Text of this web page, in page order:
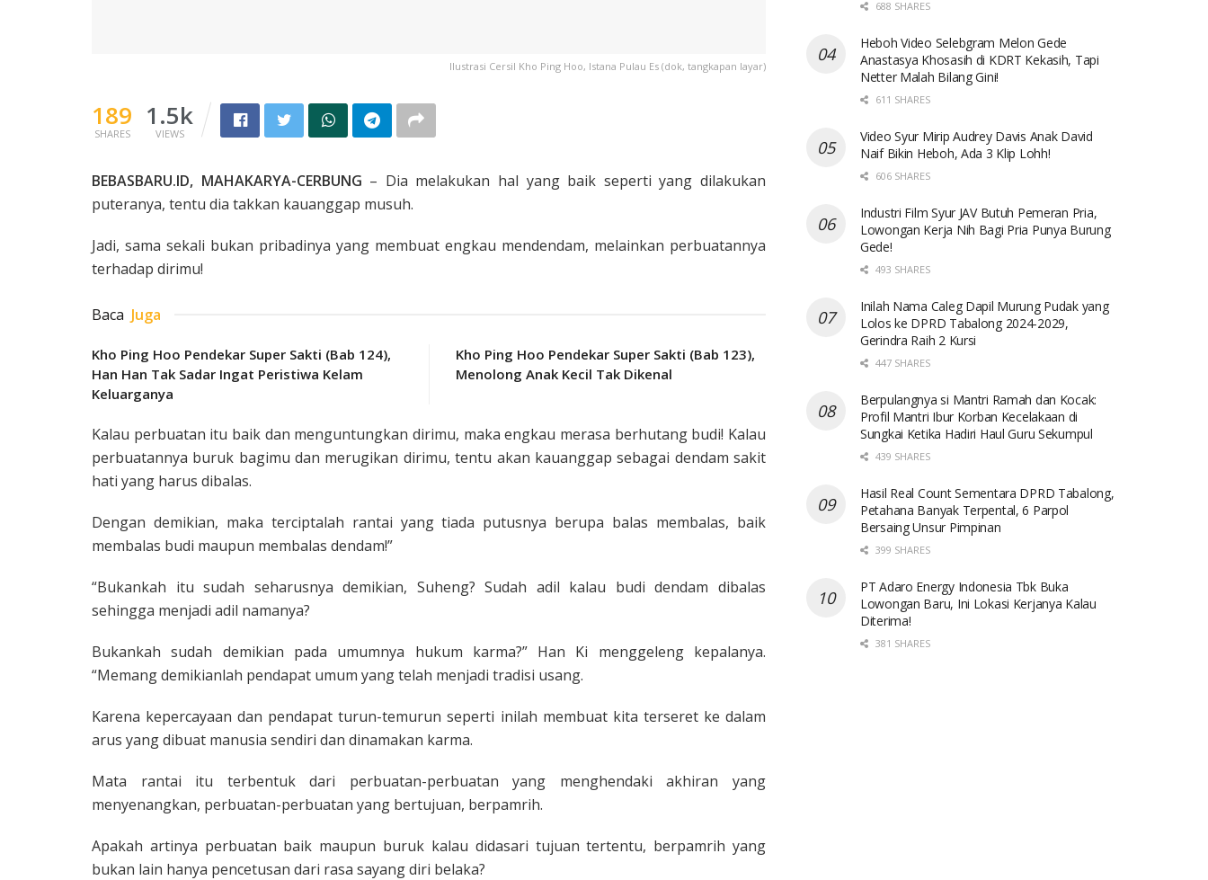
Ilustrasi Cersil Kho Ping Hoo, Istana Pulau Es (dok, tangkapan layar)
189
SHARES
1.5k
VIEWS
BEBASBARU.ID, MAHAKARYA-CERBUNG – Dia melakukan hal yang baik seperti yang dilakukan
puteranya, tentu dia takkan kauanggap musuh.
Jadi, sama sekali bukan pribadinya yang membuat engkau mendendam, melainkan perbuatannya
terhadap dirimu!
Baca Juga
Kho Ping Hoo Pendekar Super Sakti (Bab 124),
Han Han Tak Sadar Ingat Peristiwa Kelam
Keluarganya
Kho Ping Hoo Pendekar Super Sakti (Bab 123),
Menolong Anak Kecil Tak Dikenal
Kalau perbuatan itu baik dan menguntungkan dirimu, maka engkau merasa berhutang budi! Kalau
perbuatannya buruk bagimu dan merugikan dirimu, tentu akan kauanggap sebagai dendam sakit
hati yang harus dibalas.
Dengan demikian, maka terciptalah rantai yang tiada putusnya berupa balas membalas, baik
membalas budi maupun membalas dendam!”
“Bukankah itu sudah seharusnya demikian, Suheng? Sudah adil kalau budi dendam dibalas
sehingga menjadi adil namanya?
Bukankah sudah demikian pada umumnya hukum karma?” Han Ki menggeleng kepalanya.
“Memang demikianlah pendapat umum yang telah menjadi tradisi usang.
Karena kepercayaan dan pendapat turun-temurun seperti inilah membuat kita terseret ke dalam
arus yang dibuat manusia sendiri dan dinamakan karma.
Mata rantai itu terbentuk dari perbuatan-perbuatan yang menghendaki akhiran yang
menyenangkan, perbuatan-perbuatan yang bertujuan, berpamrih.
Apakah artinya perbuatan baik maupun buruk kalau didasari tujuan tertentu, berpamrih yang
bukan lain hanya pencetusan dari rasa sayang diri belaka?
688 SHARES
Heboh Video Selebgram Melon Gede
Anastasya Khosasih di KDRT Kekasih, Tapi
Netter Malah Bilang Gini!
611 SHARES
Video Syur Mirip Audrey Davis Anak David
Naif Bikin Heboh, Ada 3 Klip Lohh!
606 SHARES
Industri Film Syur JAV Butuh Pemeran Pria,
Lowongan Kerja Nih Bagi Pria Punya Burung
Gede!
493 SHARES
Inilah Nama Caleg Dapil Murung Pudak yang
Lolos ke DPRD Tabalong 2024-2029,
Gerindra Raih 2 Kursi
447 SHARES
Berpulangnya si Mantri Ramah dan Kocak:
Profil Mantri Ibur Korban Kecelakaan di
Sungkai Ketika Hadiri Haul Guru Sekumpul
439 SHARES
Hasil Real Count Sementara DPRD Tabalong,
Petahana Banyak Terpental, 6 Parpol
Bersaing Unsur Pimpinan
399 SHARES
PT Adaro Energy Indonesia Tbk Buka
Lowongan Baru, Ini Lokasi Kerjanya Kalau
Diterima!
381 SHARES